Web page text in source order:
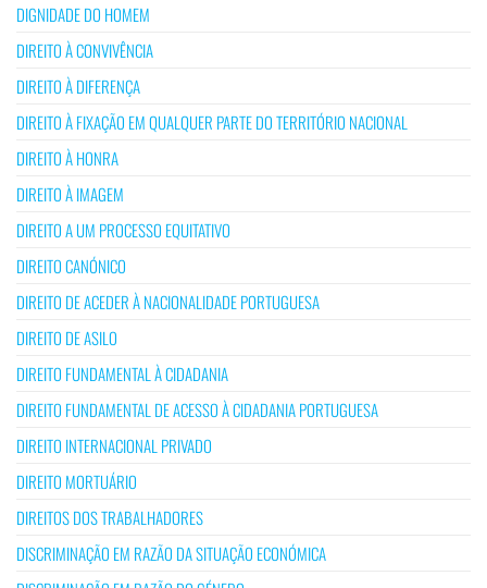
DIGNIDADE DO HOMEM
DIREITO À CONVIVÊNCIA
DIREITO À DIFERENÇA
DIREITO À FIXAÇÃO EM QUALQUER PARTE DO TERRITÓRIO NACIONAL
DIREITO À HONRA
DIREITO À IMAGEM
DIREITO A UM PROCESSO EQUITATIVO
DIREITO CANÓNICO
DIREITO DE ACEDER À NACIONALIDADE PORTUGUESA
DIREITO DE ASILO
DIREITO FUNDAMENTAL À CIDADANIA
DIREITO FUNDAMENTAL DE ACESSO À CIDADANIA PORTUGUESA
DIREITO INTERNACIONAL PRIVADO
DIREITO MORTUÁRIO
DIREITOS DOS TRABALHADORES
DISCRIMINAÇÃO EM RAZÃO DA SITUAÇÃO ECONÓMICA